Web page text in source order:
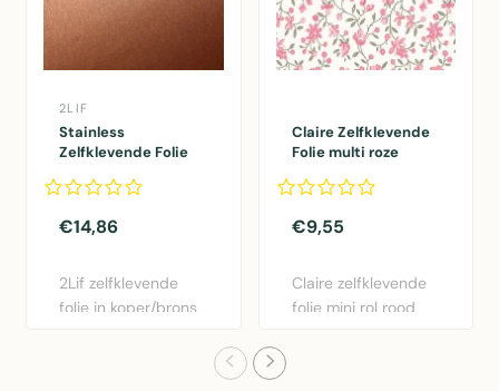
2LIF
Stainless
Zelfklevende Folie
45cmx1,5mtr
€14,86
2Lif zelfklevende
folie in koper/brons
Claire Zelfklevende
Folie multi roze
€9,55
Claire zelfklevende
folie mini rol rood